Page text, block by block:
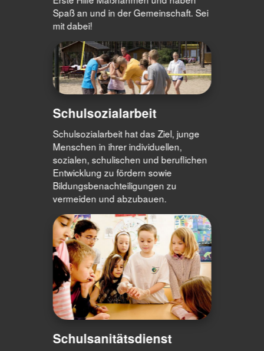
Spaß an und in der Gemeinschaft. Sei
mit dabei!
Schulsozialarbeit
Schulsozialarbeit hat das Ziel, junge
Menschen in ihrer individuellen,
sozialen, schulischen und beruflichen
Entwicklung zu fördern sowie
Bildungsbenachteiligungen zu
vermeiden und abzubauen.
Schulsanitätsdienst